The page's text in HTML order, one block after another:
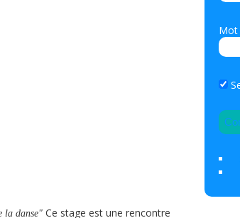
la danse" Ce stage est une rencontre
Mot